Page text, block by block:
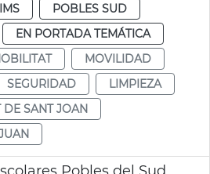
POBLES SUD
EN PORTADA TEMÁTICA
MOVILIDAD
SEGURIDAD
LIMPIEZA
DE SANT JOAN
Pobles del Sud